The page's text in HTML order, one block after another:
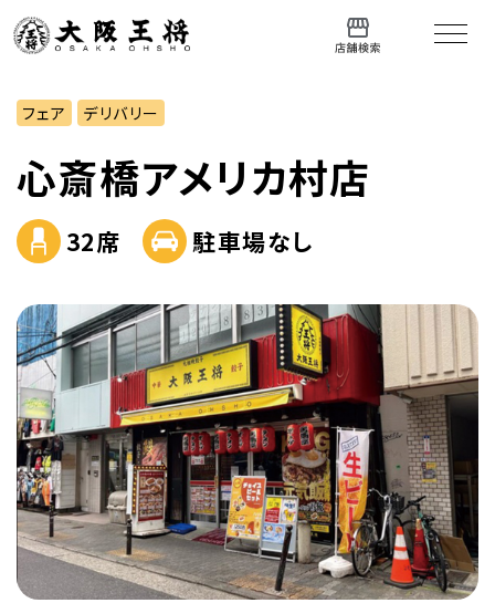
フェア デリバリー
心斎橋アメリカ村店
32席 駐車場なし